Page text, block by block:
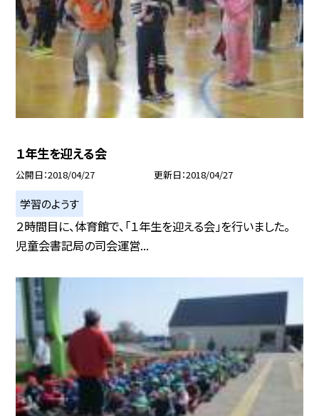
１年生を迎える会
公開日 2018/04/27 更新日 2018/04/27
学習のようす
２時間目に、体育館で、「１年生を迎える会」を行いました。
児童会書記局の司会運営...